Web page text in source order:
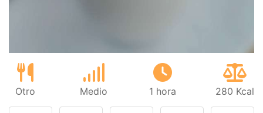
Otro Medio 1 hora 280 Kcal